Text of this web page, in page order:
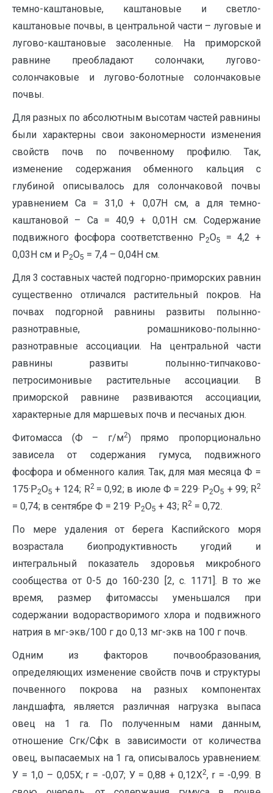
темно-каштановые, каштановые и светло-
каштановые почвы, в центральной части – луговые и
лугово-каштановые засоленные. На приморской
равнине преобладают солончаки, лугово-
солончаковые и лугово-болотные солончаковые
почвы.
Для разных по абсолютным высотам частей равнины
были характерны свои закономерности изменения
свойств почв по почвенному профилю. Так,
изменение содержания обменного кальция с
глубиной описывалось для солончаковой почвы
уравнением Са = 31,0 + 0,07Н см, а для темно-
каштановой – Са = 40,9 + 0,01Н см. Содержание
подвижного фосфора соответственно Р2О5
= 4,2 +
0,03Н см и Р2О5 = 7,4 – 0,04Н см.
Для 3 составных частей подгорно-приморских равнин
существенно отличался растительный покров. На
почвах подгорной равнины развиты полынно-
разнотравные, ромашниково-полынно-
разнотравные ассоциации. На центральной части
равнины развиты полынно-типчаково-
петросимонивые растительные ассоциации. В
приморской равнине развиваются ассоциации,
характерные для маршевых почв и песчаных дюн.
Фитомасса (Ф – г/м2) прямо пропорционально
зависела от содержания гумуса, подвижного
фосфора и обменного калия. Так, для мая месяца Ф =
175·Р2О5 + 124; R2 = 0,92; в июле Ф = 229· Р2О5 + 99; R2
= 0,74; в сентябре Ф = 219· Р2О5 + 43; R2 = 0,72.
По мере удаления от берега Каспийского моря
возрастала биопродуктивность угодий и
интегральный показатель здоровья микробного
сообщества от 0-5 до 160-230 [2, с. 1171]. В то же
время, размер фитомассы уменьшался при
содержании водорастворимого хлора и подвижного
натрия в мг-экв/100 г до 0,13 мг-экв на 100 г почв.
Одним из факторов почвообразования,
определяющих изменение свойств почв и структуры
почвенного покрова на разных компонентах
ландшафта, является различная нагрузка выпаса
овец на 1 га. По полученным нами данным,
отношение Сгк/Сфк в зависимости от количества
овец, выпасаемых на 1 га, описывалось уравнением:
У = 1,0 – 0,05Х; r = -0,07; У = 0,88 + 0,12Х2, r = -0,99. В